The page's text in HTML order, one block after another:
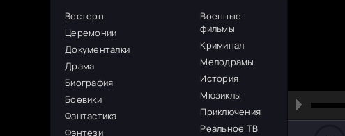
Вестерн
Церемонии
Документалки
Драма
Биография
Боевики
Фантастика
Фэнтези
Военные
фильмы
Криминал
Мелодрамы
История
Мюзиклы
Приключения
Реальное ТВ